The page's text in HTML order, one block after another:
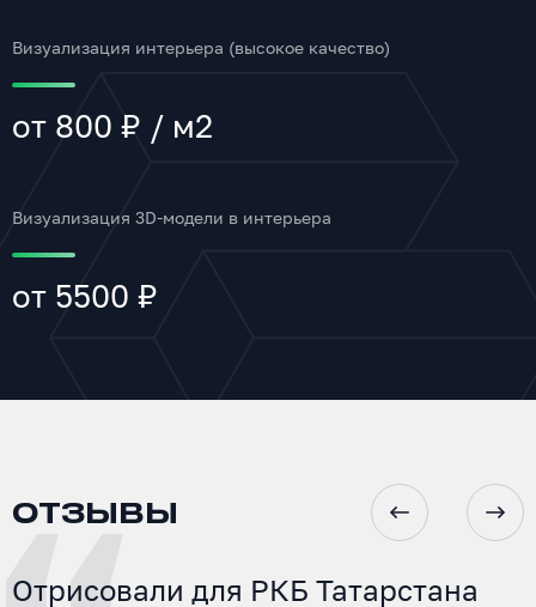
Визуализация интерьера (высокое качество)
от 800 ₽ / м2
Визуализация 3D-модели в интерьера
от 5500 ₽
ОТЗЫВЫ
Отрисовали для РКБ Татарстана